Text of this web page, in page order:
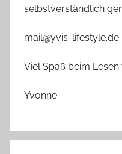
selbstverständlich
mail@yvis-lifestyle.de
Viel Spaß beim
Yvonne